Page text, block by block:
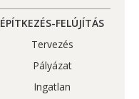
ÉPÍTKEZÉS-FELÚJÍTÁS
Tervezés
Pályázat
Ingatlan